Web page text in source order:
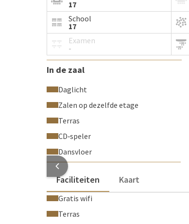
17
School
17
Examen
-
In de zaal
Daglicht
Zalen op dezelfde etage
Terras
CD‑speler
Dansvloer
Faciliteiten
Kaart
Gratis wifi
Terras